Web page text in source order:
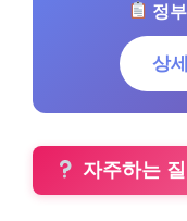
정
상
자주하는